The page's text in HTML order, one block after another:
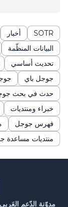
SOTR أخبار
البيانات المنظّمة
تحديث أساسي
جوجل باي
حدث في بحث جوجل
خبراء ومنتديات
فهرس جوجل
منتديات مساعدة
مدوّنة الدّعم العَربي